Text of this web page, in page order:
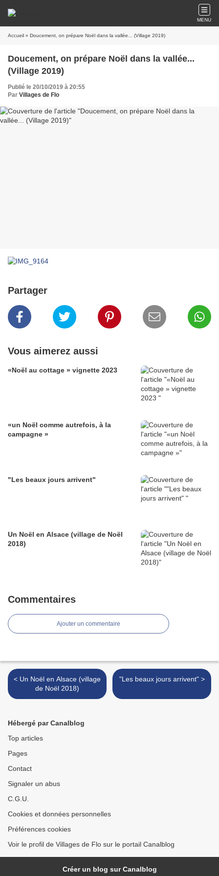
MENU
Accueil » Doucement, on prépare Noël dans la vallée... (Village 2019)
Doucement, on prépare Noël dans la vallée...
(Village 2019)
Publié le 20/10/2019 à 20:55
Par Villages de Flo
Partager
Vous aimerez aussi
«Noël au cottage » vignette 2023
«un Noël comme autrefois, à la
campagne »
"Les beaux jours arrivent"
Un Noël en Alsace (village de Noël
2018)
Commentaires
Ajouter un commentaire
< Un Noël en Alsace (village
de Noël 2018)
"Les beaux jours arrivent" >
Hébergé par Canalblog
Top articles
Pages
Contact
Signaler un abus
C.G.U.
Cookies et données personnelles
Préférences cookies
Voir le profil de Villages de Flo sur le portail Canalblog
Créer un blog sur Canalblog